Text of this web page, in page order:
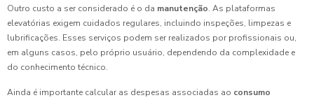
Outro custo a ser considerado é o da manutenção. As plataformas
elevatórias exigem cuidados regulares, incluindo inspeções, limpezas e
lubrificações. Esses serviços podem ser realizados por profissionais ou,
em alguns casos, pelo próprio usuário, dependendo da complexidade e
do conhecimento técnico.
Ainda é importante calcular as despesas associadas ao consumo